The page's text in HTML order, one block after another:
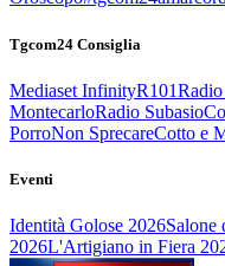
Tgcom24 Consiglia
Mediaset InfinityR101
MontecarloRadio Subasio
PorroNon SprecareCotto e
Eventi
Identità Golose 2026Salone
2026L'Artigiano in Fiera